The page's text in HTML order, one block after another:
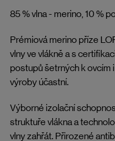
85 % vlna - merino, 10 %
Prémiová merino příze
vlny ve vlákně a s
postupů šetrných k ovcím
výroby účastní.
Výborné izolační
struktuře vlákna a
vlny zahřát. Přirozené